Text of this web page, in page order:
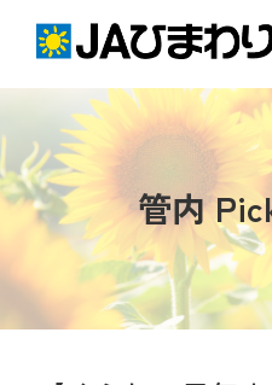
content
索
…
グリーン
管内